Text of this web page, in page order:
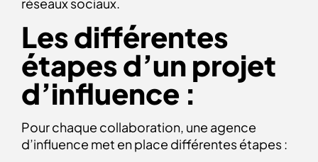
réseaux sociaux.
Les différentes
étapes d’un projet
d’influence :
Pour chaque collaboration, une agence
d’influence met en place différentes étapes :